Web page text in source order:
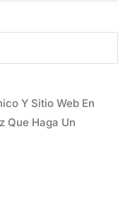
Y Sitio Web En
Que Haga Un